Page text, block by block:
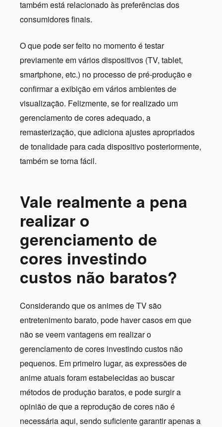
também está relacionado às preferências dos
consumidores finais.
O que pode ser feito no momento é testar
previamente em vários dispositivos (TV, tablet,
smartphone, etc.) no processo de pré-produção e
confirmar a exibição em vários ambientes de
visualização. Felizmente, se for realizado um
gerenciamento de cores adequado, a
remasterização, que adiciona ajustes apropriados
de tonalidade para cada dispositivo posteriormente,
também se torna fácil.
Vale realmente a pena
realizar o
gerenciamento de
cores investindo
custos não baratos?
Considerando que os animes de TV são
entretenimento barato, pode haver casos em que
não se veem vantagens em realizar o
gerenciamento de cores investindo custos não
pequenos. Em primeiro lugar, as expressões de
anime atuais foram estabelecidas ao buscar
métodos de produção baratos, e pode surgir a
opinião de que a reprodução de cores não é
necessária aqui, sendo suficiente garantir apenas a